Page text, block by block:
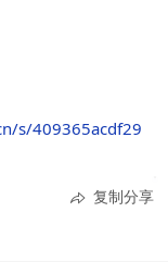
s/409365acdf29
复制分享